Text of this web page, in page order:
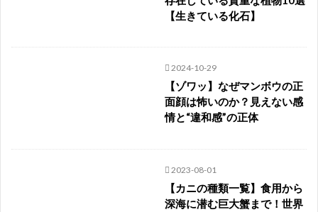
【生きている化石】
2024-10-29
【ゾワッ】なぜマンボウの正
面顔は怖いのか？見えない感
情と“違和感”の正体
2023-08-01
【カニの種類一覧】食用から
深海に潜む巨大蟹まで！世界